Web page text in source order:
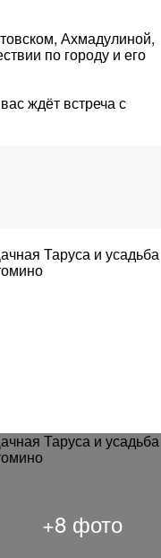
Ахмадулиной,
по городу и его
ждёт встреча с